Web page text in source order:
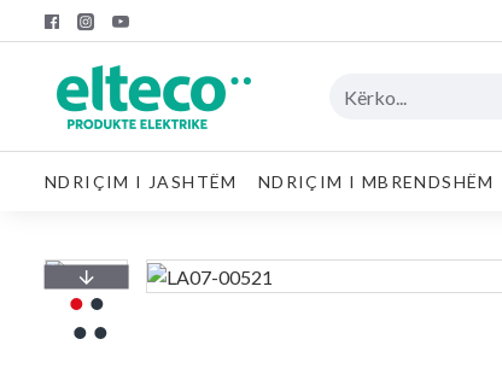
NDRIÇIM I JASHTËM NDRIÇIM I MBRENDSHËM